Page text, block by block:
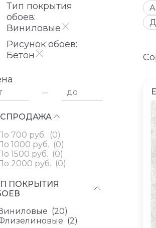
Тип покрытия
обоев:
Виниловые
Рисунок обоев:
Бетон
до
по 700 руб. (0)
по 1000 руб. (0)
по 1500 руб. (0)
по 2000 руб. (0)
ПОКРЫТИЯ
Виниловые (20)
Флизелиновые (2)